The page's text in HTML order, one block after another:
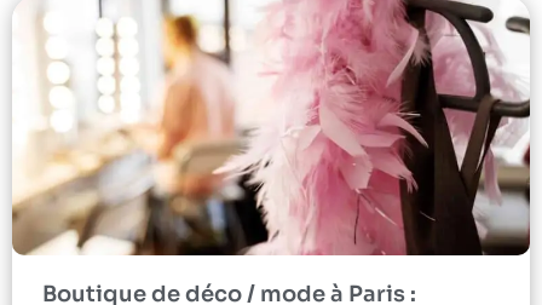
Boutique de déco / mode à Paris :